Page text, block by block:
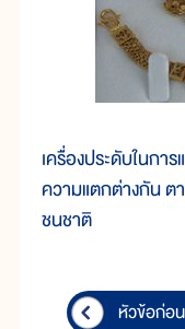
เครื่องประดับในก
ความแตกต่างกัน ต
ชนชาติ
หัวข้อก่อ